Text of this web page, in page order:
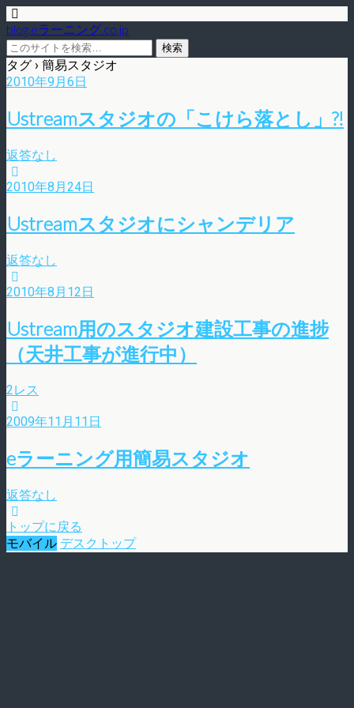
blog.eラーニング.co.jp
タグ › 簡易スタジオ
2010年9月6日
Ustreamスタジオの「こけら落とし」?!
返答なし
2010年8月24日
Ustreamスタジオにシャンデリア
返答なし
2010年8月12日
Ustream用のスタジオ建設工事の進捗
（天井工事が進行中）
2レス
2009年11月11日
eラーニング用簡易スタジオ
返答なし
トップに戻る
モバイル デスクトップ